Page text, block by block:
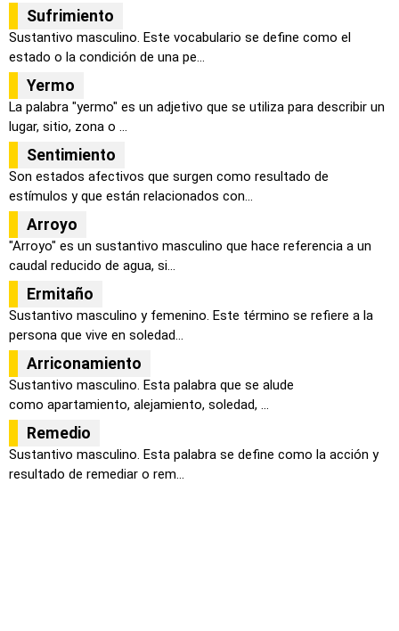
Sufrimiento
Sustantivo masculino. Este vocabulario se define como el
estado o la condición de una pe...
Yermo
La palabra "yermo" es un adjetivo que se utiliza para describir un
lugar, sitio, zona o ...
Sentimiento
Son estados afectivos que surgen como resultado de
estímulos y que están relacionados con...
Arroyo
"Arroyo" es un sustantivo masculino que hace referencia a un
caudal reducido de agua, si...
Ermitaño
Sustantivo masculino y femenino. Este término se refiere a la
persona que vive en soledad...
Arriconamiento
Sustantivo masculino. Esta palabra que se alude
como apartamiento, alejamiento, soledad, ...
Remedio
Sustantivo masculino. Esta palabra se define como la acción y
resultado de remediar o rem...